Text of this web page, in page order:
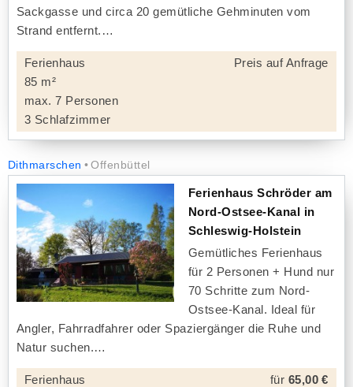
Sackgasse und circa 20 gemütliche Gehminuten vom
Strand entfernt.
Ferienhaus
85 m²
max. 7 Personen
3 Schlafzimmer
Preis auf Anfrage
Dithmarschen Offenbüttel
Ferienhaus Schröder am
Nord-Ostsee-Kanal in
Schleswig-Holstein
Gemütliches Ferienhaus
für 2 Personen + Hund nur
70 Schritte zum Nord-
Ostsee-Kanal. Ideal für
Angler, Fahrradfahrer oder Spaziergänger die Ruhe und
Natur suchen.
Ferienhaus für 65,00 €